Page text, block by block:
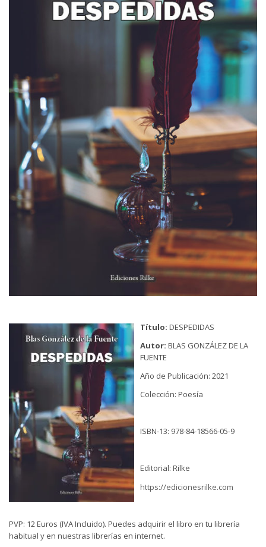
Título: DESPEDIDAS
Autor: BLAS GONZÁLEZ DE LA
FUENTE
Año de Publicación: 2021
Colección: Poesía
ISBN-13: 978-84-18566-05-9
Editorial: Rilke
https://edicionesrilke.com
PVP: 12 Euros (IVA Incluido). Puedes adquirir el libro en tu librería
habitual y en nuestras librerías en internet.